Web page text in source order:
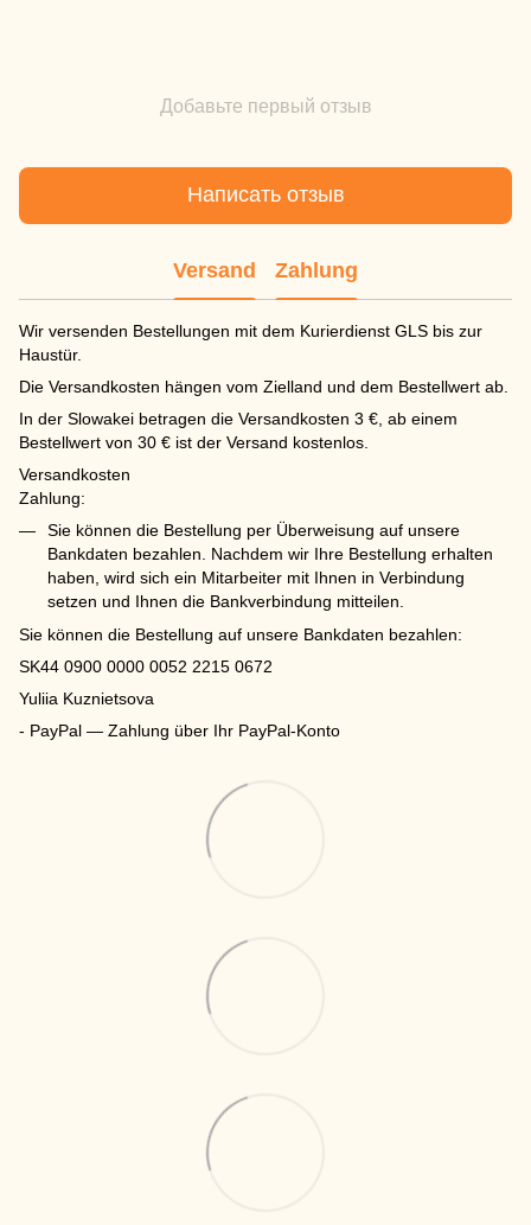
Добавьте первый отзыв
Написать отзыв
Versand Zahlung
Wir versenden Bestellungen mit dem Kurierdienst GLS bis zur
Haustür.
Die Versandkosten hängen vom Zielland und dem Bestellwert ab.
In der Slowakei betragen die Versandkosten 3 €, ab einem
Bestellwert von 30 € ist der Versand kostenlos.
Versandkosten
Zahlung:
Sie können die Bestellung per Überweisung auf unsere
Bankdaten bezahlen. Nachdem wir Ihre Bestellung erhalten
haben, wird sich ein Mitarbeiter mit Ihnen in Verbindung
setzen und Ihnen die Bankverbindung mitteilen.
Sie können die Bestellung auf unsere Bankdaten bezahlen:
SK44 0900 0000 0052 2215 0672
Yuliia Kuznietsova
- PayPal — Zahlung über Ihr PayPal-Konto